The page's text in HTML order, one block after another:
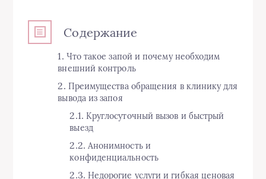
Содержание
Что такое запой и почему необходим
внешний контроль
Преимущества обращения в клинику для
вывода из запоя
Круглосуточный вызов и быстрый
выезд
Анонимность и
конфиденциальность
Недорогие услуги и гибкая ценовая